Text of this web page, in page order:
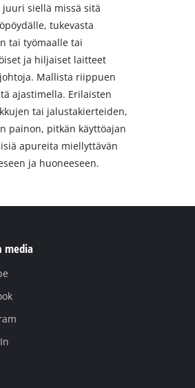
siellä missä sitä
tukevasta
tai työmaalle tai
ja hiljaiset laitteet
Mallista riippuen
ajastimella. Erilaisten
tai jalustakierteiden,
painon, pitkän käyttöajan
apureita miellyttävän
ja huoneeseen.
media